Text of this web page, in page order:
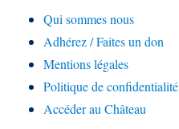
Qui sommes nous
Adhérez / Faites un don
Mentions légales
Politique de confidentialité
Accéder au Château